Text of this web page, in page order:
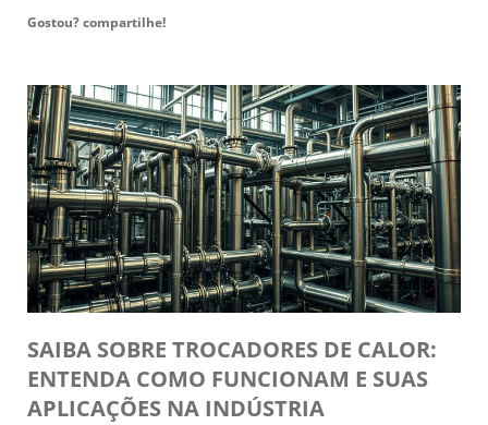
Gostou? compartilhe!
SAIBA SOBRE TROCADORES DE CALOR:
ENTENDA COMO FUNCIONAM E SUAS
APLICAÇÕES NA INDÚSTRIA